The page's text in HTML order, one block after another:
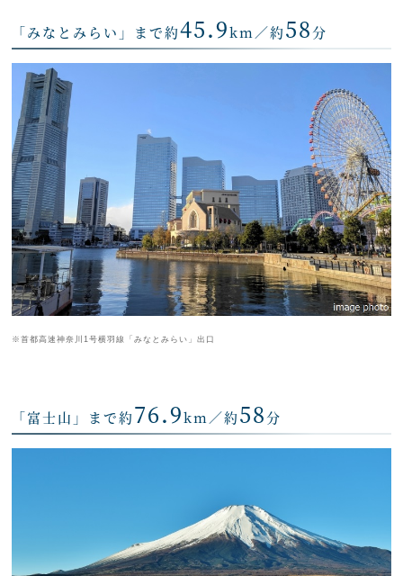
「みなとみらい」まで約45.9km／約58分
※首都高速神奈川1号横羽線「みなとみらい」出口
「富士山」まで約76.9km／約58分